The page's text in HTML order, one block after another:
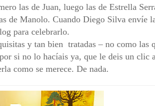
las de Juan, luego las de Estrella
de Manolo. Cuando Diego Silva envíe
para celebrarlo.
y tan bien tratadas – no como las
si no lo hacíais ya, que le deis un clic
como se merece. De nada.